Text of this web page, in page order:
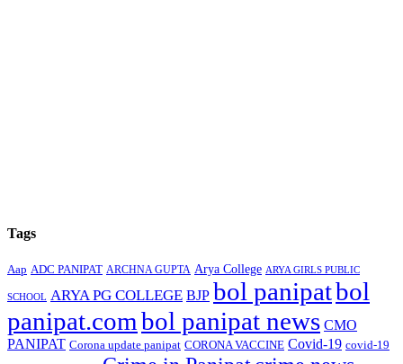
Tags
Aap ADC PANIPAT ARCHNA GUPTA Arya College ARYA GIRLS PUBLIC
SCHOOL ARYA PG COLLEGE BJP bol panipatbol
panipat.combol panipat news CMO
PANIPAT Corona update panipat CORONA VACCINE Covid-19 covid-19